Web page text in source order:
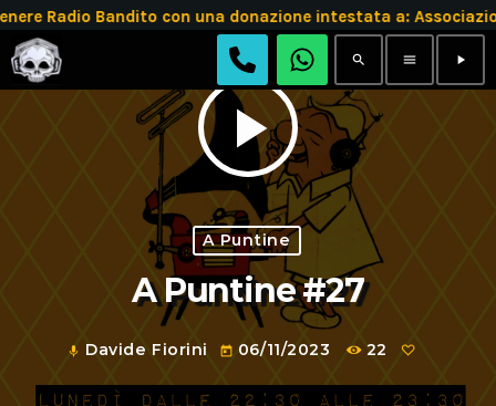
Radio Bandito con una donazione intestata a:
search menu play_arrow
play_arrow
A Puntine
A Puntine #27
mic Davide Fiorini today 06/11/2023 22